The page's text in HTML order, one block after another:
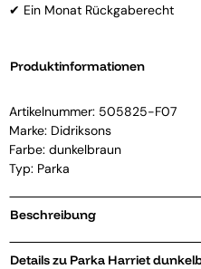
✔ Ein Monat Rückgaberecht
Produktinformationen
Artikelnummer: 505825-F07
Marke: Didriksons
Farbe: dunkelbraun
Typ: Parka
Beschreibung
Details zu Parka Harriet